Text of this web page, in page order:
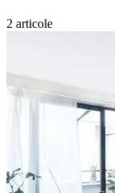
2 articole